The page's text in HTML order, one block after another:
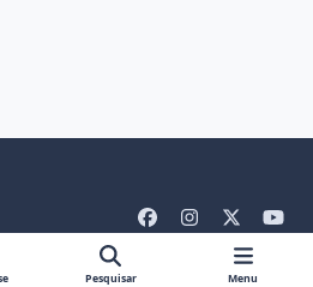
a
n
o
u
Política De Privacidade
Contato
Pesquisar Menu